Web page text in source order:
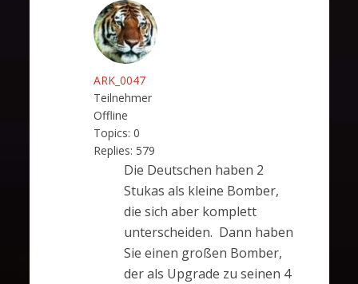
ARK_0047
Teilnehmer
Offline
Topics: 0
Replies: 579
Die Deutschen haben 2
Stukas als kleine Bomber,
die sich aber komplett
unterscheiden. Dann haben
Sie einen großen Bomber,
der als Upgrade zu seinen 4